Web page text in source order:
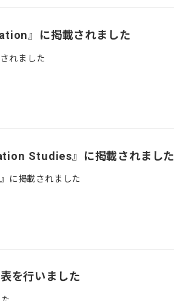
』に掲載されました
れました
Studies』に掲載されました
に掲載されました
を行いました